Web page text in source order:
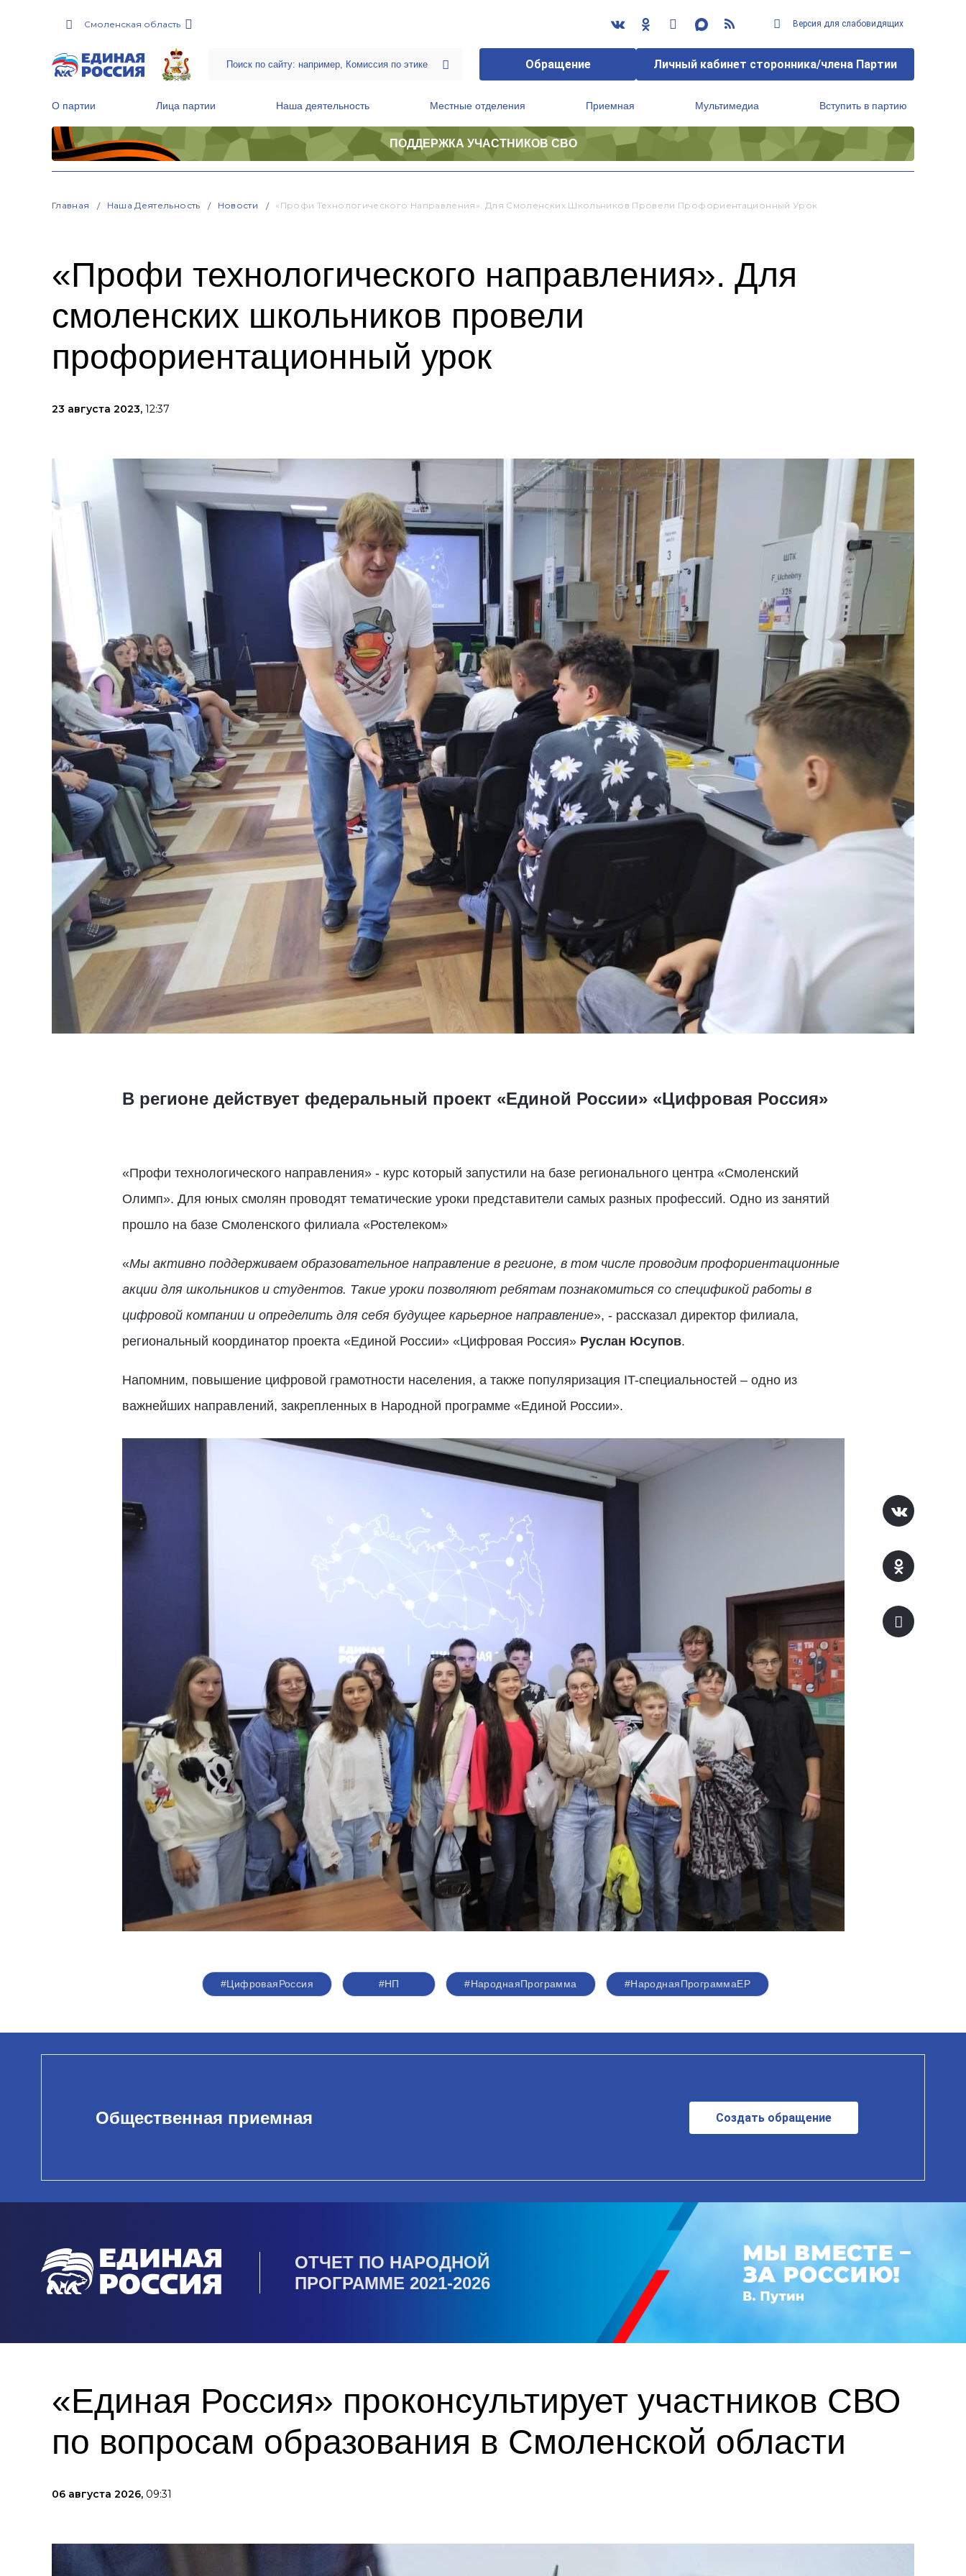
Смоленская область Версия для слабовидящих
Обращение Личный кабинет сторонника/члена Партии
О партии Лица партии Наша деятельность Местные отделения Приемная Мультимедиа Вступить в партию
ПОДДЕРЖКА УЧАСТНИКОВ СВО
Главная Наша Деятельность Новости «Профи Технологического Направления». Для Смоленских Школьников Провели Профориентационный Урок
«Профи технологического направления». Для
смоленских школьников провели
профориентационный урок
23 августа 2023, 12:37
В регионе действует федеральный проект «Единой России» «Цифровая Россия»
«Профи технологического направления» - курс который запустили на базе регионального центра «Смоленский
Олимп». Для юных смолян проводят тематические уроки представители самых разных профессий. Одно из занятий
прошло на базе Смоленского филиала «Ростелеком»
«Мы активно поддерживаем образовательное направление в регионе, в том числе проводим профориентационные
акции для школьников и студентов. Такие уроки позволяют ребятам познакомиться со спецификой работы в
цифровой компании и определить для себя будущее карьерное направление», - рассказал директор филиала,
региональный координатор проекта «Единой России» «Цифровая Россия» Руслан Юсупов.
Напомним, повышение цифровой грамотности населения, а также популяризация IT-специальностей – одно из
важнейших направлений, закрепленных в Народной программе «Единой России».
#ЦифроваяРоссия #НП #НароднаяПрограмма #НароднаяПрограммаЕР
Общественная приемная Создать обращение
ОТЧЕТ ПО НАРОДНОЙ
ПРОГРАММЕ 2021-2026
«Единая Россия» проконсультирует участников СВО
по вопросам образования в Смоленской области
06 августа 2026, 09:31